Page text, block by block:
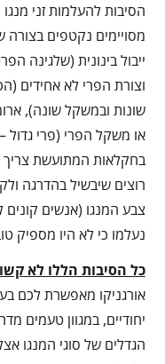
הסיבות להעלמות זני
מסויימים נקטפים בצורה
ייבול בינונית (שלגינה
וצורת הפרי לא אחידים
שונות ובמשקל שונה),
או משקל הפרי (פרי גדול
בחקלאות המתועשת צריך
רוצים שיבשיל בהדרגה
צבע המנגו (אנשים
נעלמו כי לא היו מספיק
כל הסיבות הללו לא
אורגניקו מאפשרת לכם
יחודיים, במגוון טעמים